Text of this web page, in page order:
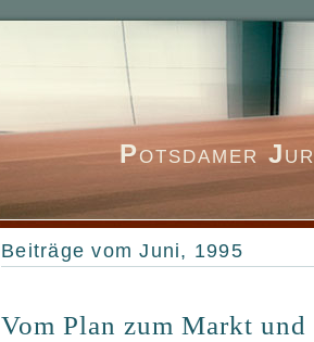
Potsdamer J
Beiträge vom Juni, 1995
Vom Plan zum Markt und